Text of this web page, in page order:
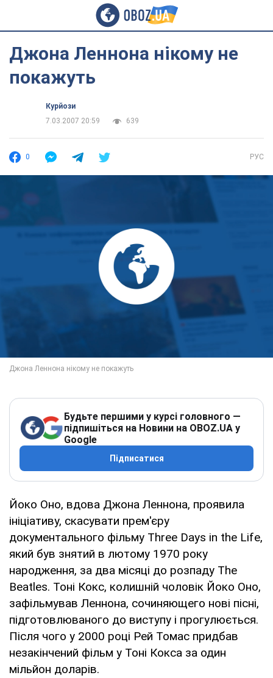
Джона Леннона нікому не
покажуть
Курйози
7.03.2007 20:59
639
0 РУС
Будьте першими у курсі головного —
підпишіться на Новини на OBOZ.UA у
Google
Підписатися
Йоко Оно, вдова Джона Леннона, проявила
ініціативу, скасувати прем'єру
документального фільму Three Days in the Life,
який був знятий в лютому 1970 року
народження, за два місяці до розпаду The
Beatles. Тоні Кокс, колишній чоловік Йоко Оно,
зафільмував Леннона, сочиняющего нові пісні,
підготовлюваного до виступу і прогулюється.
Після чого у 2000 році Рей Томас придбав
незакінчений фільм у Тоні Кокса за один
мільйон доларів.